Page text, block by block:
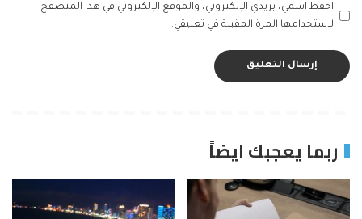
احفظ اسمي، بريدي الإلكتروني، والموقع الإلكتروني في هذا المتصفح
لاستخدامها المرة المقبلة في تعليقي.
ربما يعجبك ايضاً